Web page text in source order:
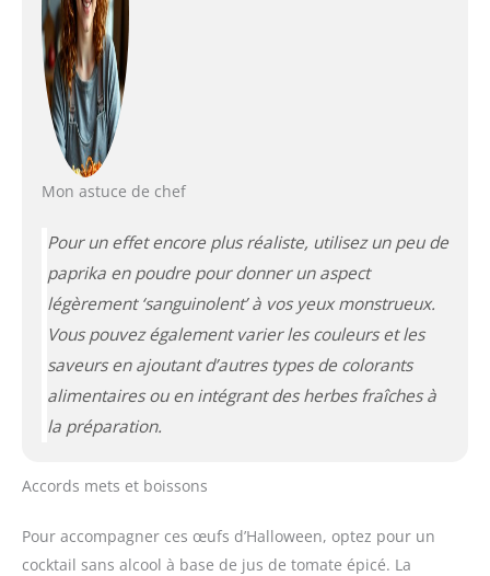
Mon astuce de chef
Pour un effet encore plus réaliste, utilisez un peu de
paprika en poudre pour donner un aspect
légèrement ‘sanguinolent’ à vos yeux monstrueux.
Vous pouvez également varier les couleurs et les
saveurs en ajoutant d’autres types de colorants
alimentaires ou en intégrant des herbes fraîches à
la préparation.
Accords mets et boissons
Pour accompagner ces œufs d’Halloween, optez pour un
cocktail sans alcool à base de jus de tomate épicé. La